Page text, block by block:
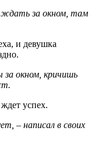
ждать за окном, там
и девушка
за окном, кричишь
успех.
– написал в своих